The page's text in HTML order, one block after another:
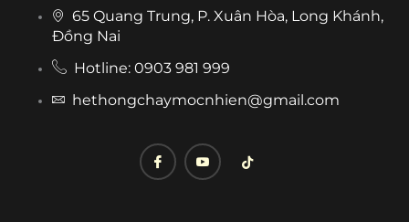
65 Quang Trung, P. Xuân Hòa, Long Khánh,
Đồng Nai
Hotline: 0903 981 999
hethongchaymocnhien@gmail.com